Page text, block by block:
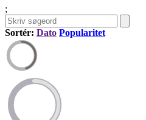
;
Sortér: Dato Popularitet